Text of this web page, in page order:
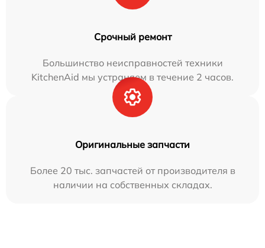
Срочный ремонт
Большинство неисправностей техники
KitchenAid мы устраняем в течение 2 часов.
Оригинальные запчасти
Более 20 тыс. запчастей от производителя в
наличии на собственных складах.